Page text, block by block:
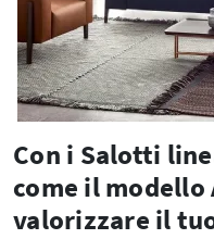
Con i Salotti
come il
valorizzare il